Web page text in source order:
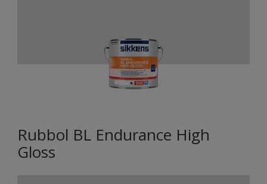
Rubbol BL Endurance High
Gloss